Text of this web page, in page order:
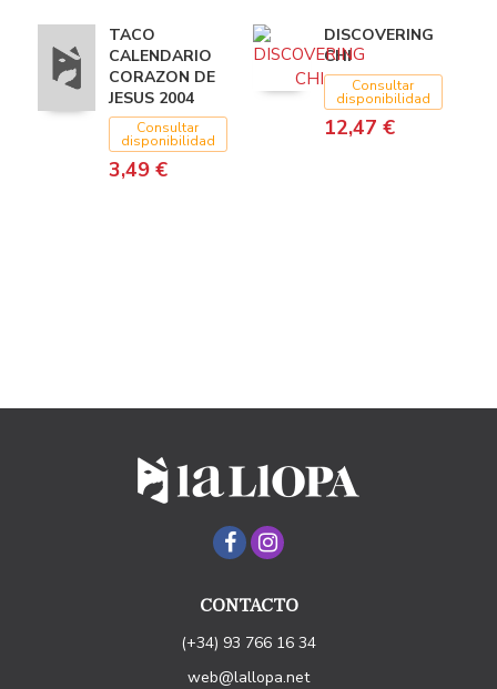
TACO
CALENDARIO
CORAZON DE
JESUS 2004
Consultar
disponibilidad
3,49 €
DISCOVERING
CHI
Consultar
disponibilidad
12,47 €
CONTACTO
(+34) 93 766 16 34
web@lallopa.net